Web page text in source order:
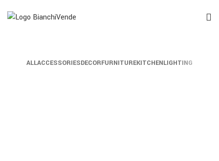
ALLACCESSORIESDECORFURNITUREKITCHENLIGHTING